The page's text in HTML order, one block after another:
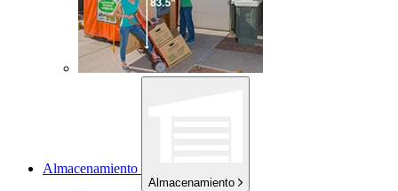
Almacenamiento
Almacenamiento